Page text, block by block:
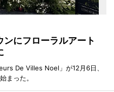
ンにフローラルアート
De Villes Noel」が12月6日、
まった。